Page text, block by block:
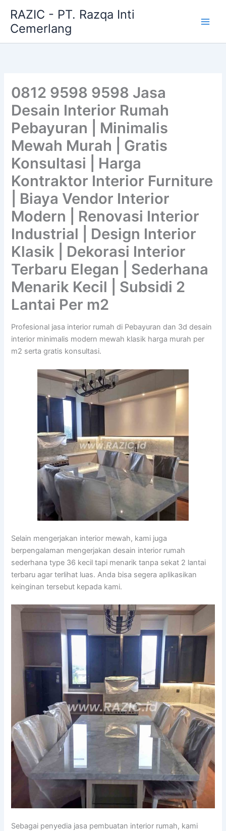
content
RAZIC - PT. Razqa Inti
Cemerlang
0812 9598 9598 Jasa
Desain Interior Rumah
Pebayuran | Minimalis
Mewah Murah | Gratis
Konsultasi | Harga
Kontraktor Interior Furniture
| Biaya Vendor Interior
Modern | Renovasi Interior
Industrial | Design Interior
Klasik | Dekorasi Interior
Terbaru Elegan | Sederhana
Menarik Kecil | Subsidi 2
Lantai Per m2
Profesional jasa interior rumah di Pebayuran dan 3d desain
interior minimalis modern mewah klasik harga murah per
m2 serta gratis konsultasi.
Selain mengerjakan interior mewah, kami juga
berpengalaman mengerjakan desain interior rumah
sederhana type 36 kecil tapi menarik tanpa sekat 2 lantai
terbaru agar terlihat luas. Anda bisa segera aplikasikan
keinginan tersebut kepada kami.
Sebagai penyedia jasa pembuatan interior rumah, kami